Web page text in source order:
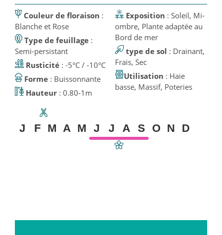
Couleur de floraison :
Blanche et Rose
Type de feuillage :
Semi-persistant
Rusticité : -5°C / -10°C
Forme
: Buissonnante
Hauteur : 0.80-1m
Exposition : Soleil, Mi-
ombre, Plante adaptée au
Bord de mer
type de sol : Drainant,
Frais, Sec
Utilisation : Haie
basse, Massif, Poteries
J F M A M J J A S O N D